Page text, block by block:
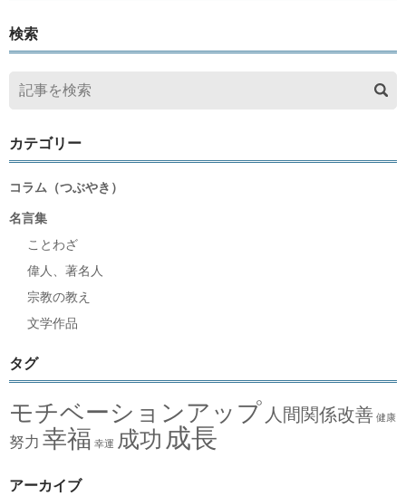
検索
カテゴリー
コラム（つぶやき）
名言集
ことわざ
偉人、著名人
宗教の教え
文学作品
タグ
モチベーションアップ 人間関係改善 健康
努力 幸福 幸運 成功 成長
アーカイブ